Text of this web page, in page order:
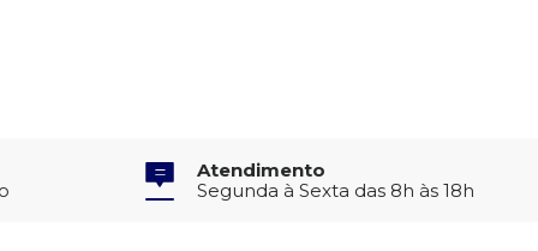
Atendimento
Segunda à Sexta das 8h às 18h